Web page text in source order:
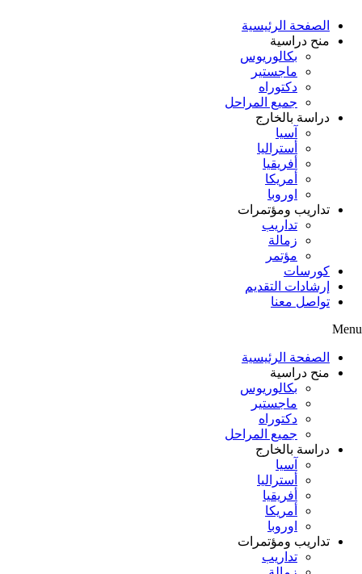
الصفحة الرئيسية
منح دراسية
بكالوريوس
ماجستير
دكتوراه
جميع المراحل
دراسة بالخارج
آسيا
أستراليا
أفريقيا
أمريكا
اوروبا
تداريب ومؤتمرات
تداريب
زمالة
مؤتمر
كورسات
إرشادات التقديم
تواصل معنا
Menu
الصفحة الرئيسية
منح دراسية
بكالوريوس
ماجستير
دكتوراه
جميع المراحل
دراسة بالخارج
آسيا
أستراليا
أفريقيا
أمريكا
اوروبا
تداريب ومؤتمرات
تداريب